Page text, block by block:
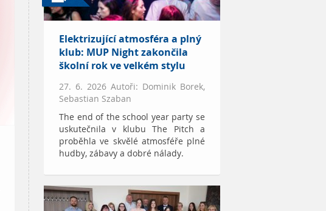
Elektrizující atmosféra a plný
klub: MUP Night zakončila
školní rok ve velkém stylu
27. 6. 2026 Autoři: Dominik Borek,
Sebastian Szaban
The end of the school year party se
uskutečnila v klubu The Pitch a
proběhla ve skvělé atmosféře plné
hudby, zábavy a dobré nálady.